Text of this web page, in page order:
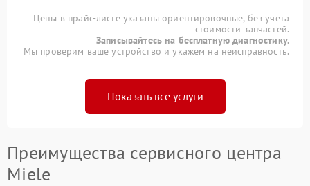
Цены в прайс-листе указаны ориентировочные, без учета
стоимости запчастей.
Записывайтесь на бесплатную диагностику.
Мы проверим ваше устройство и укажем на неисправность.
Показать все услуги
Преимущества сервисного центра
Miele